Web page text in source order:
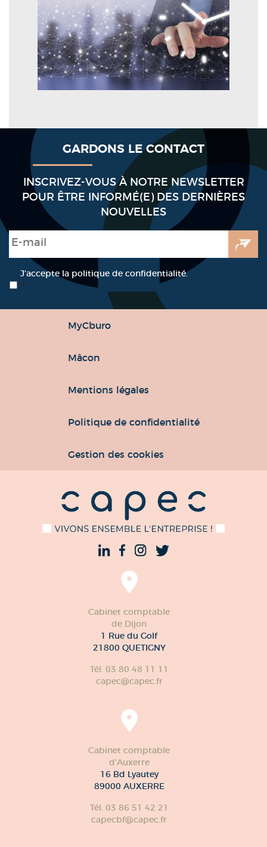
GARDONS LE CONTACT
INSCRIVEZ-VOUS À NOTRE NEWSLETTER
POUR ÊTRE INFORMÉ(E) DES DERNIÈRES
NOUVELLES
E-mail
RGPD *
J’accepte la politique de confidentialité.
*
MyCburo
Mâcon
Mentions légales
Politique de confidentialité
Gestion des cookies
Cabinet comptable
de Dijon
1 Rue du Golf
21800 QUETIGNY
Tél. 03 80 48 11 11
capec@capec.fr
Cabinet comptable
d'Auxerre
16 Bd Lyautey
89000 AUXERRE
Tél. 03 86 51 42 21
capecbf@capec.fr